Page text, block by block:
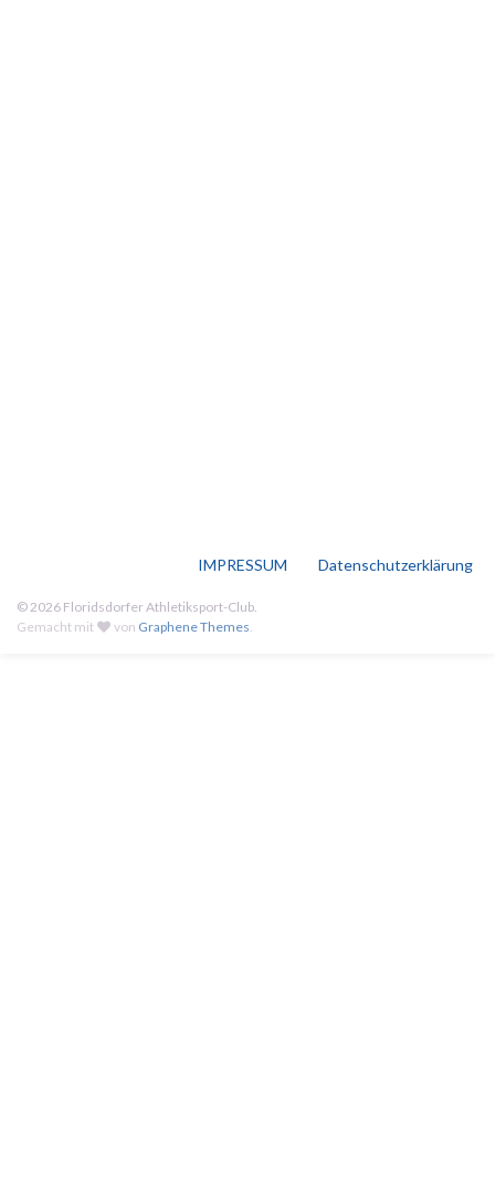
IMPRESSUM Datenschutzerklärung
© 2026 Floridsdorfer Athletiksport-Club.
Gemacht mit
von Graphene Themes